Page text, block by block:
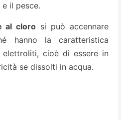
il pesce.
al cloro si può accennare
hanno la caratteristica
cioè di essere in
se dissolti in acqua.